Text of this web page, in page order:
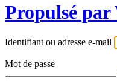
Propulsé par
Identifiant ou adresse e-mail
Mot de passe